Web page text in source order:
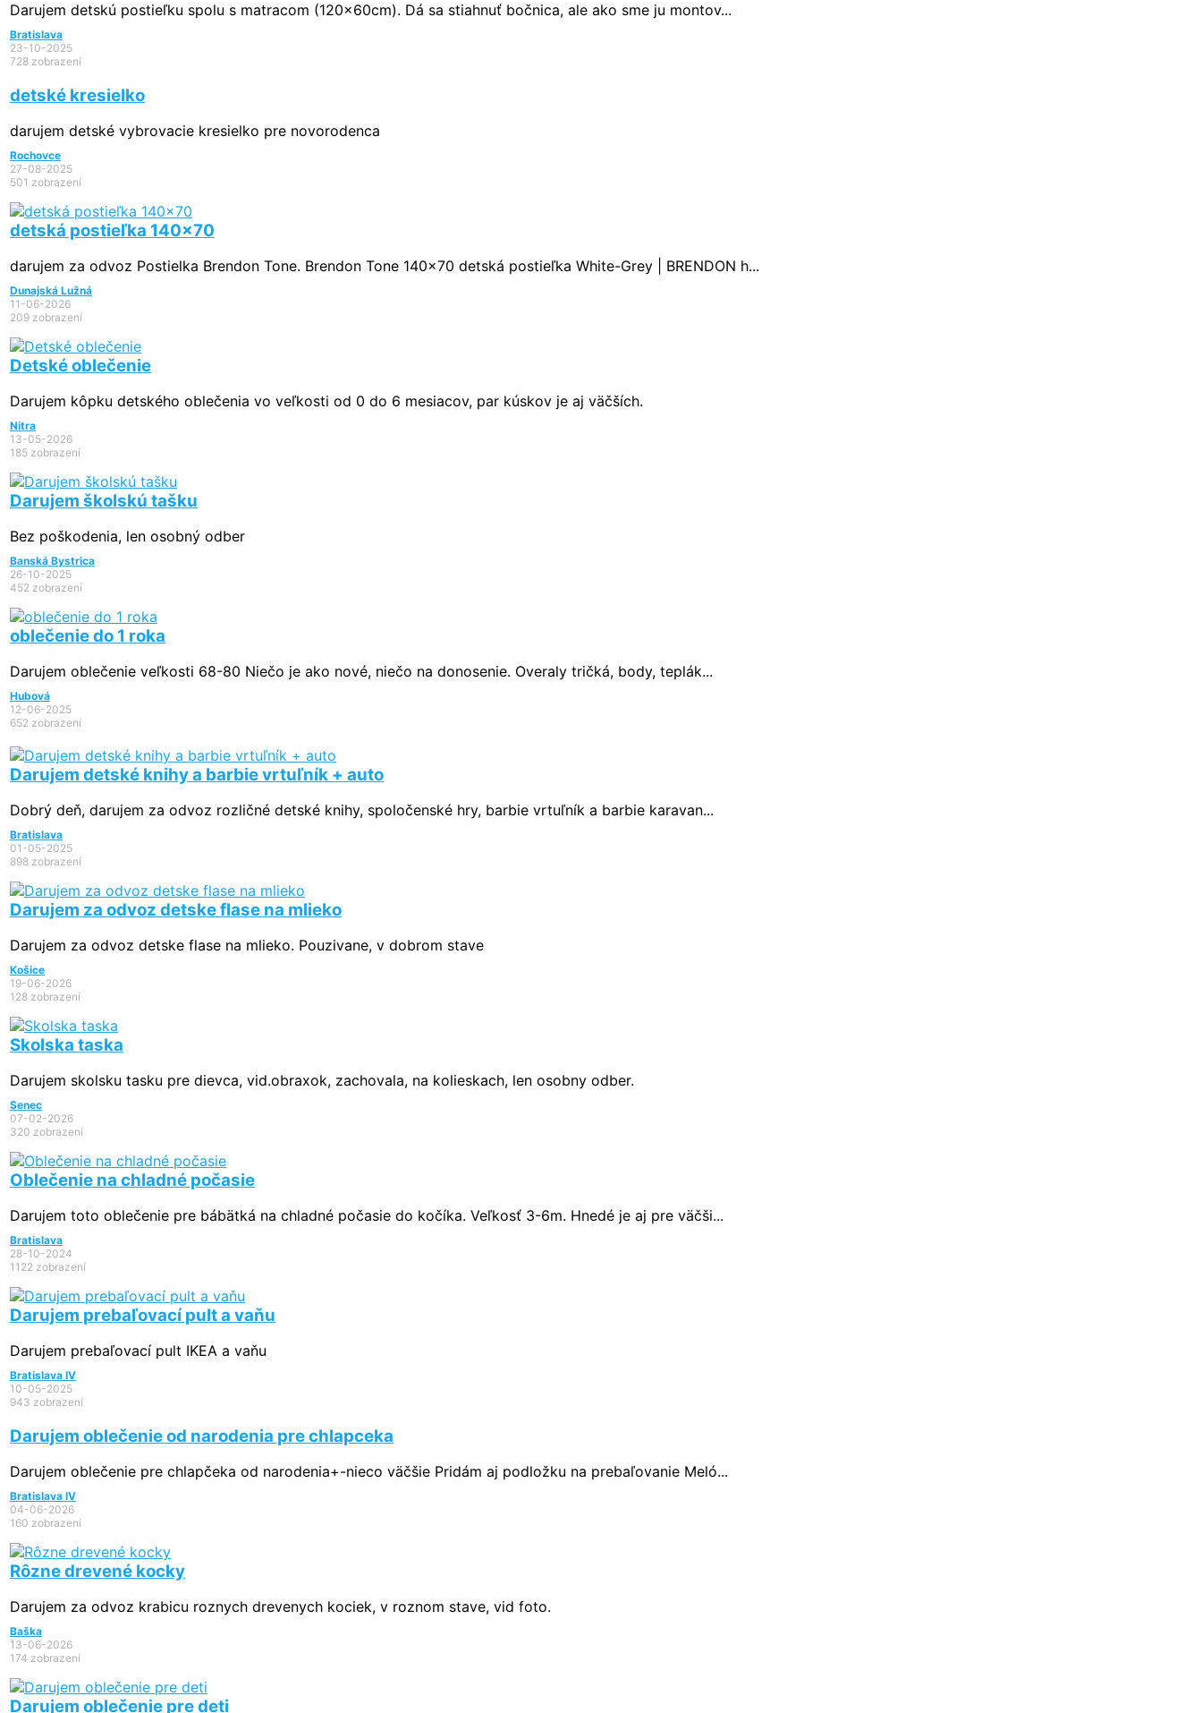
Darujem detskú postieľku spolu s matracom (120x60cm). Dá sa stiahnuť bočnica, ale ako sme ju montov...
Bratislava
23-10-2025
728 zobrazení
detské kresielko
darujem detské vybrovacie kresielko pre novorodenca
Rochovce
27-08-2025
501 zobrazení
detská postieľka 140x70
darujem za odvoz Postielka Brendon Tone. Brendon Tone 140x70 detská postieľka White-Grey | BRENDON h...
Dunajská Lužná
11-06-2026
209 zobrazení
Detské oblečenie
Darujem kôpku detského oblečenia vo veľkosti od 0 do 6 mesiacov, par kúskov je aj väčších.
Nitra
13-05-2026
185 zobrazení
Darujem školskú tašku
Bez poškodenia, len osobný odber
Banská Bystrica
26-10-2025
452 zobrazení
oblečenie do 1 roka
Darujem oblečenie veľkosti 68-80 Niečo je ako nové, niečo na donosenie. Overaly tričká, body, teplák...
Hubová
12-06-2025
652 zobrazení
Darujem detské knihy a barbie vrtuľník + auto
Dobrý deň, darujem za odvoz rozličné detské knihy, spoločenské hry, barbie vrtuľník a barbie karavan...
Bratislava
01-05-2025
898 zobrazení
Darujem za odvoz detske flase na mlieko
Darujem za odvoz detske flase na mlieko. Pouzivane, v dobrom stave
Košice
19-06-2026
128 zobrazení
Skolska taska
Darujem skolsku tasku pre dievca, vid.obraxok, zachovala, na kolieskach, len osobny odber.
Senec
07-02-2026
320 zobrazení
Oblečenie na chladné počasie
Darujem toto oblečenie pre bábätká na chladné počasie do kočíka. Veľkosť 3-6m. Hnedé je aj pre väčši...
Bratislava
28-10-2024
1122 zobrazení
Darujem prebaľovací pult a vaňu
Darujem prebaľovací pult IKEA a vaňu
Bratislava IV
10-05-2025
943 zobrazení
Darujem oblečenie od narodenia pre chlapceka
Darujem oblečenie pre chlapčeka od narodenia+-nieco väčšie Pridám aj podložku na prebaľovanie Meló...
Bratislava IV
04-06-2026
160 zobrazení
Rôzne drevené kocky
Darujem za odvoz krabicu roznych drevenych kociek, v roznom stave, vid foto.
Baška
13-06-2026
174 zobrazení
Darujem oblečenie pre deti